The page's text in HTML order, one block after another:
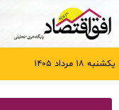
یکشنبه ۱۸ مرداد ۱۴۰۵